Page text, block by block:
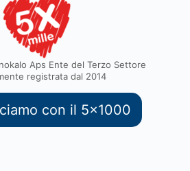
Aps Ente del Terzo Settore
registrata dal 2014
con il 5x1000